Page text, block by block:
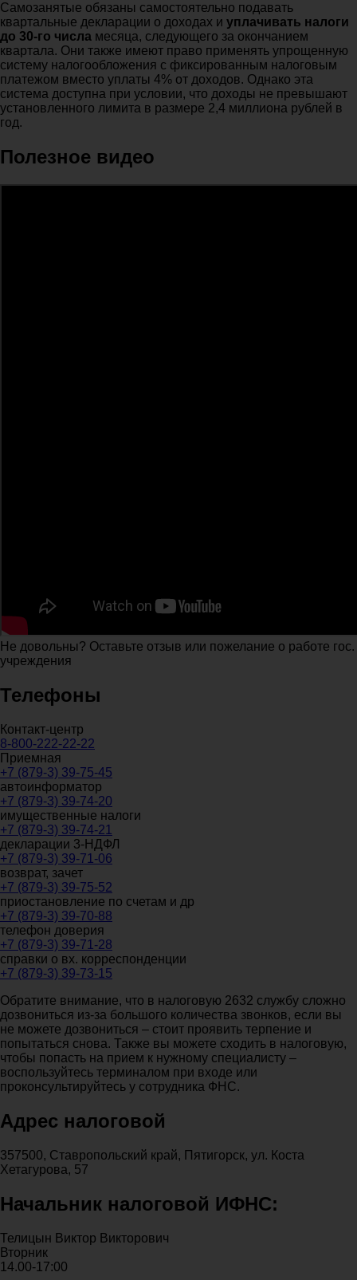
Самозанятые обязаны самостоятельно подавать
квартальные декларации о доходах и уплачивать налоги
до 30-го числа месяца, следующего за окончанием
квартала. Они также имеют право применять упрощенную
систему налогообложения с фиксированным налоговым
платежом вместо уплаты 4% от доходов. Однако эта
система доступна при условии, что доходы не превышают
установленного лимита в размере 2,4 миллиона рублей в
год.
Полезное видео
Не довольны? Оставьте отзыв или пожелание о работе гос.
учреждения
Телефоны
Контакт-центр
8-800-222-22-22
Приемная
+7 (879-3) 39-75-45
автоинформатор
+7 (879-3) 39-74-20
имущественные налоги
+7 (879-3) 39-74-21
декларации 3-НДФЛ
+7 (879-3) 39-71-06
возврат, зачет
+7 (879-3) 39-75-52
приостановление по счетам и др
+7 (879-3) 39-70-88
телефон доверия
+7 (879-3) 39-71-28
справки о вх. корреспонденции
+7 (879-3) 39-73-15
Обратите внимание, что в налоговую 2632 службу сложно
дозвониться из-за большого количества звонков, если вы
не можете дозвониться – стоит проявить терпение и
попытаться снова. Также вы можете сходить в налоговую,
чтобы попасть на прием к нужному специалисту –
воспользуйтесь терминалом при входе или
проконсультируйтесь у сотрудника ФНС.
Адрес налоговой
357500, Ставропольский край, Пятигорск, ул. Коста
Хетагурова, 57
Начальник налоговой ИФНС:
Телицын Виктор Викторович
Вторник
14.00-17:00